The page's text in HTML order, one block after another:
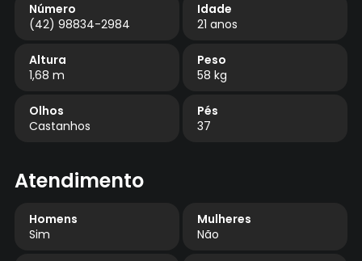
Número
(42) 98834-2984
Idade
21 anos
Altura
1,68 m
Peso
58 kg
Olhos
Castanhos
Pés
37
Atendimento
Homens
Sim
Mulheres
Não